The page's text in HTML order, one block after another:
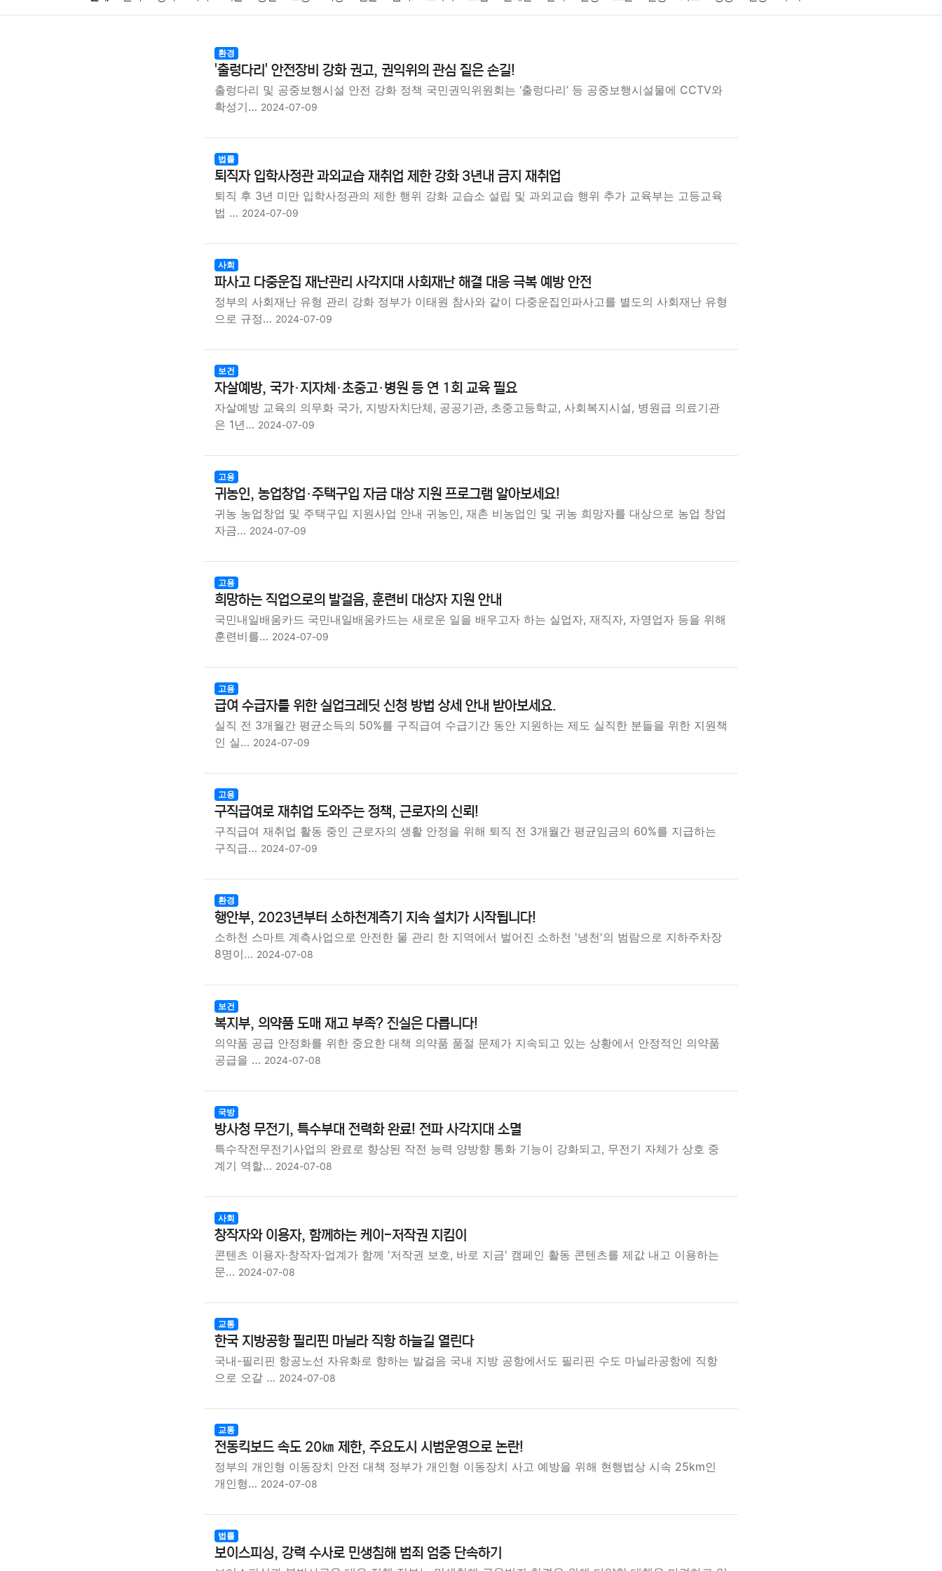
기술 종교 사회 정치 건강 의료 의학 경제 마케팅
환경
'출렁다리' 안전장비 강화 권고, 권익위의 관심 짙은 손길!
출렁다리 및 공중보행시설 안전 강화 정책 국민권익위원회는 ‘출렁다리’ 등 공중보행시설물에 CCTV와
확성기… 2024-07-09
법률
퇴직자 입학사정관 과외교습 재취업 제한 강화 3년내 금지 재취업
퇴직 후 3년 미만 입학사정관의 제한 행위 강화 교습소 설립 및 과외교습 행위 추가 교육부는 고등교육
법 … 2024-07-09
사회
파사고 다중운집 재난관리 사각지대 사회재난 해결 대응 극복 예방 안전
정부의 사회재난 유형 관리 강화 정부가 이태원 참사와 같이 다중운집인파사고를 별도의 사회재난 유형
으로 규정… 2024-07-09
보건
자살예방, 국가·지자체·초중고·병원 등 연 1회 교육 필요
자살예방 교육의 의무화 국가, 지방자치단체, 공공기관, 초중고등학교, 사회복지시설, 병원급 의료기관
은 1년… 2024-07-09
고용
귀농인, 농업창업·주택구입 자금 대상 지원 프로그램 알아보세요!
귀농 농업창업 및 주택구입 지원사업 안내 귀농인, 재촌 비농업인 및 귀농 희망자를 대상으로 농업 창업
자금… 2024-07-09
고용
희망하는 직업으로의 발걸음, 훈련비 대상자 지원 안내
국민내일배움카드 국민내일배움카드는 새로운 일을 배우고자 하는 실업자, 재직자, 자영업자 등을 위해
훈련비를… 2024-07-09
고용
급여 수급자를 위한 실업크레딧 신청 방법 상세 안내 받아보세요.
실직 전 3개월간 평균소득의 50%를 구직급여 수급기간 동안 지원하는 제도 실직한 분들을 위한 지원책
인 실… 2024-07-09
고용
구직급여로 재취업 도와주는 정책, 근로자의 신뢰!
구직급여 재취업 활동 중인 근로자의 생활 안정을 위해 퇴직 전 3개월간 평균임금의 60%를 지급하는
구직급… 2024-07-09
환경
행안부, 2023년부터 소하천계측기 지속 설치가 시작됩니다!
소하천 스마트 계측사업으로 안전한 물 관리 한 지역에서 벌어진 소하천 '냉천'의 범람으로 지하주차장
8명이… 2024-07-08
보건
복지부, 의약품 도매 재고 부족? 진실은 다릅니다!
의약품 공급 안정화를 위한 중요한 대책 의약품 품절 문제가 지속되고 있는 상황에서 안정적인 의약품
공급을 … 2024-07-08
국방
방사청 무전기, 특수부대 전력화 완료! 전파 사각지대 소멸
특수작전무전기사업의 완료로 향상된 작전 능력 양방향 통화 기능이 강화되고, 무전기 자체가 상호 중
계기 역할… 2024-07-08
사회
창작자와 이용자, 함께하는 케이-저작권 지킴이
콘텐츠 이용자·창작자·업계가 함께 '저작권 보호, 바로 지금' 캠페인 활동 콘텐츠를 제값 내고 이용하는
문… 2024-07-08
교통
한국 지방공항 필리핀 마닐라 직항 하늘길 열린다
국내-필리핀 항공노선 자유화로 향하는 발걸음 국내 지방 공항에서도 필리핀 수도 마닐라공항에 직항
으로 오갈 … 2024-07-08
교통
전동킥보드 속도 20㎞ 제한, 주요도시 시범운영으로 논란!
정부의 개인형 이동장치 안전 대책 정부가 개인형 이동장치 사고 예방을 위해 현행법상 시속 25km인
개인형… 2024-07-08
법률
보이스피싱, 강력 수사로 민생침해 범죄 엄중 단속하기